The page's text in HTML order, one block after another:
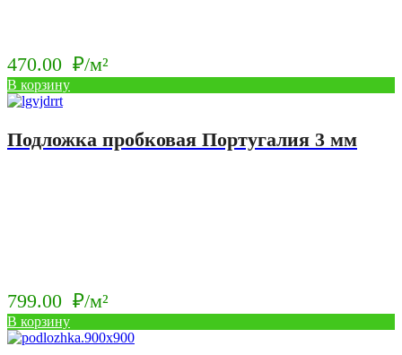
470.00 ₽/м²
В корзину
Подложка пробковая Португалия 3 мм
799.00 ₽/м²
В корзину